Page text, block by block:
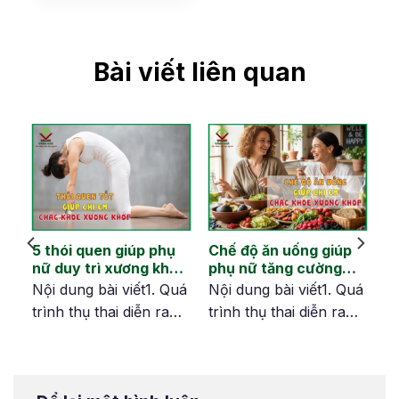
Bài viết liên quan
5 thói quen giúp phụ
nữ duy trì xương khớp
dẻo dai sau tuổi 40
Nội dung bài viết1. Quá
trình thụ thai diễn ra
Chế độ ăn uống giúp
phụ nữ tăng cường
xương khớp khỏe
mạnh từ bên trong
Nội dung bài viết1. Quá
trình thụ thai diễn ra